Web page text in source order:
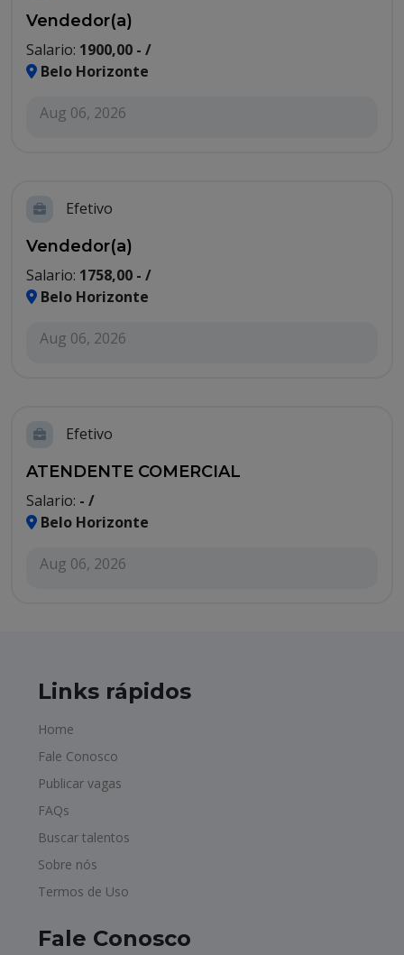
Vendedor(a)
Salario: 1900,00 - /
Belo Horizonte
Aug 06, 2026
Efetivo
Vendedor(a)
Salario: 1758,00 - /
Belo Horizonte
Aug 06, 2026
Efetivo
ATENDENTE COMERCIAL
Salario: - /
Belo Horizonte
Aug 06, 2026
Links rápidos
Home
Fale Conosco
Publicar vagas
FAQs
Buscar talentos
Sobre nós
Termos de Uso
Fale Conosco